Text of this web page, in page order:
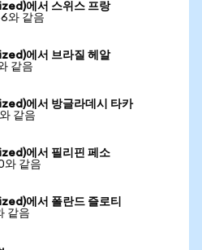
에서 스위스 프랑
와 같음
에서 브라질 헤알
같음
에서 방글라데시 타카
같음
에서 필리핀 페소
와 같음
에서 폴란드 즐로티
같음